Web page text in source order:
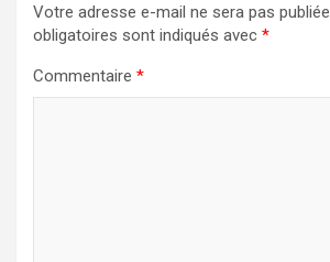
Votre adresse e-mail ne sera pas publiée.
obligatoires sont indiqués avec *
Commentaire *